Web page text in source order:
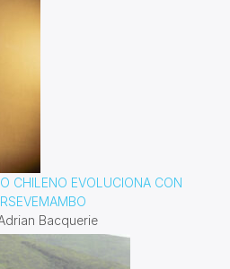
CHILENO EVOLUCIONA CON
Bacquerie